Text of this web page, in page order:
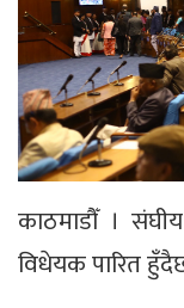
काठमाडौँ ।
विधेयक पारित